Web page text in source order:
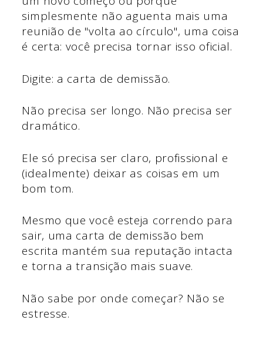
simplesmente não aguenta mais uma
reunião de "volta ao círculo", uma coisa
é certa: você precisa tornar isso oficial.
Digite: a carta de demissão.
Não precisa ser longo. Não precisa ser
dramático.
Ele só precisa ser claro, profissional e
(idealmente) deixar as coisas em um
bom tom.
Mesmo que você esteja correndo para
sair, uma carta de demissão bem
escrita mantém sua reputação intacta
e torna a transição mais suave.
Não sabe por onde começar? Não se
estresse.